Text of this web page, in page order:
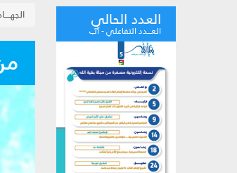
العدد الحالي
العـــدد التفاعلي - آب
من